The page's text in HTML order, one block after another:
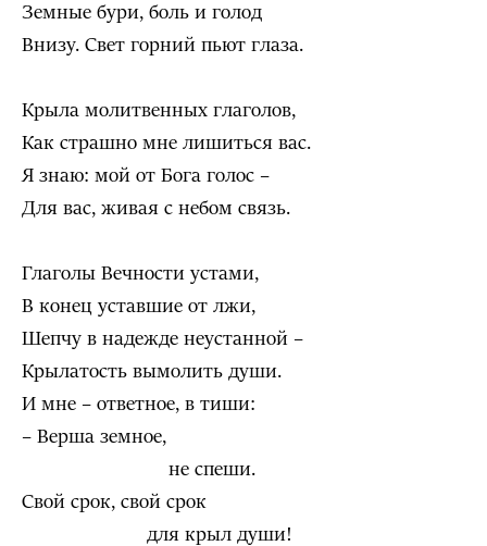
Земные бури, боль и голод
Внизу. Свет горний пьют глаза.
Крыла молитвенных глаголов,
Как страшно мне лишиться вас.
Я знаю: мой от Бога голос –
Для вас, живая с небом связь.
Глаголы Вечности устами,
В конец уставшие от лжи,
Шепчу в надежде неустанной –
Крылатость вымолить души.
И мне – ответное, в тиши:
– Верша земное,
не спеши.
Свой срок, свой срок
для крыл души!